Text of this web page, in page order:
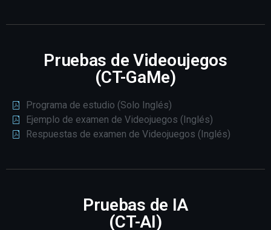
Pruebas de Videoujegos
(CT-GaMe)
Programa de estudio (Solo Inglés)
Ejemplo de examen de Videojuegos (Inglés)
Respuestas de examen de Videojuegos (Inglés)
Pruebas de IA
(CT-AI)